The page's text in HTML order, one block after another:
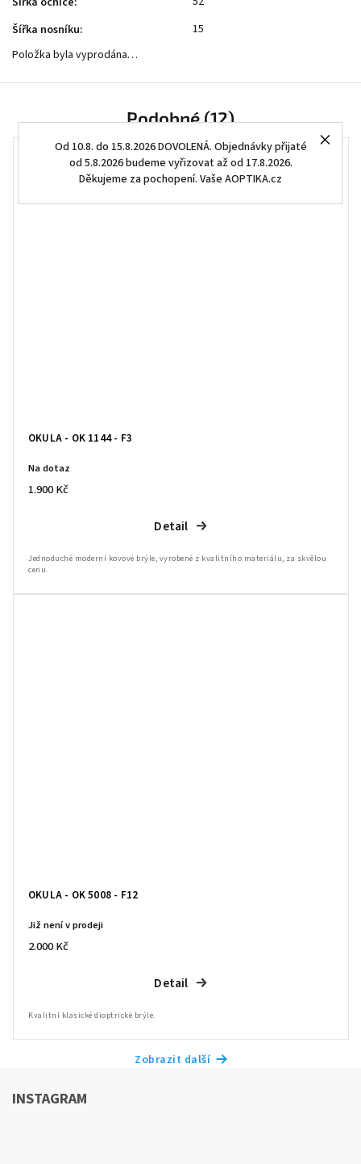
Od 10.8. do 15.8.2026 DOVOLENÁ. Objednávky přijaté
od 5.8.2026 budeme vyřizovat až od 17.8.2026.
Děkujeme za pochopení. Vaše AOPTIKA.cz
Šířka nosníku:
15
Položka byla vyprodána…
Podobné (12)
OKULA - OK 1144 - F3
Na dotaz
1.900 Kč
Detail
Jednoduché moderní kovové brýle, vyrobené z kvalitního materiálu, za skvělou
OKULA - OK 5008 - F12
Již není v prodeji
2.000 Kč
Detail
Zobrazit další
INSTAGRAM